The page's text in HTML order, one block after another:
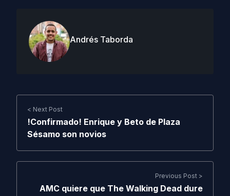
Andrés Taborda
< Next Post
!Confirmado! Enrique y Beto de Plaza
Sésamo son novios
Previous Post >
AMC quiere que The Walking Dead dure